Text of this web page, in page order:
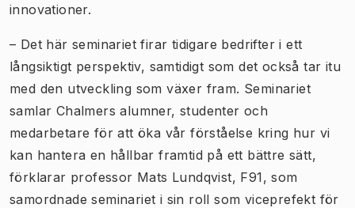
innovationer.
– Det här seminariet firar tidigare bedrifter i ett
långsiktigt perspektiv, samtidigt som det också tar itu
med den utveckling som växer fram. Seminariet
samlar Chalmers alumner, studenter och
medarbetare för att öka vår förståelse kring hur vi
kan hantera en hållbar framtid på ett bättre sätt,
förklarar professor Mats Lundqvist, F91, som
samordnade seminariet i sin roll som viceprefekt för